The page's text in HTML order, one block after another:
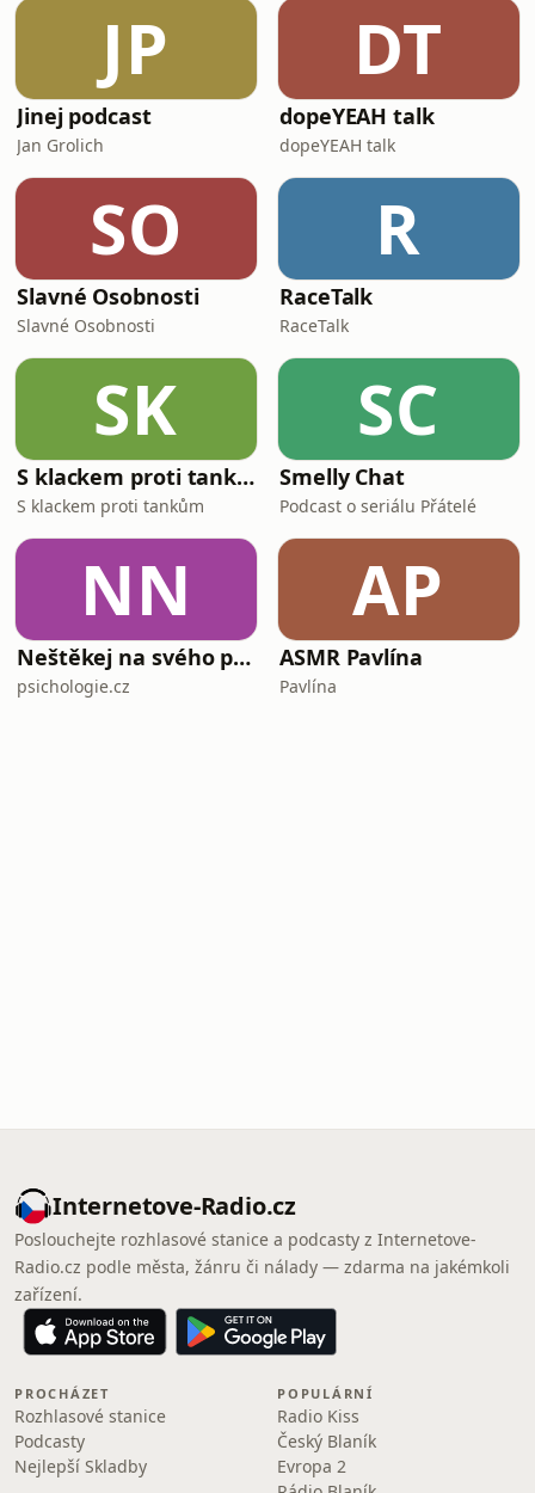
JP
Jinej podcast
Jan Grolich
DT
dopeYEAH talk
dopeYEAH talk
SO
Slavné Osobnosti
Slavné Osobnosti
R
RaceTalk
RaceTalk
SK
S klackem proti tankům
S klackem proti tankům
SC
Smelly Chat
Podcast o seriálu Přátelé
NN
Neštěkej na svého psa
psichologie.cz
AP
ASMR Pavlína
Pavlína
Internetove-Radio.cz
Poslouchejte rozhlasové stanice a podcasty z Internetove-
Radio.cz podle města, žánru či nálady — zdarma na jakémkoli
zařízení.
PROCHÁZET
Rozhlasové stanice
Podcasty
Nejlepší Skladby
POPULÁRNÍ
Radio Kiss
Český Blaník
Evropa 2